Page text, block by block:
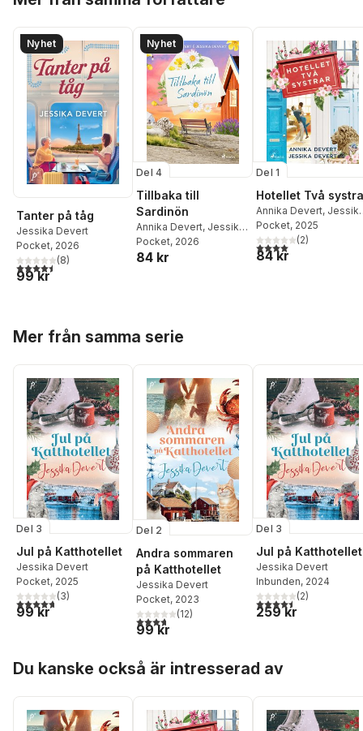
Nyhet
Tanter på tåg
Jessika Devert
Pocket, 2026
4,5utav 5 stjärnor. Totalt antal röster:
(8)
99 kr
Nyhet
Del 4
Tillbaka till
Sardinön
Annika Devert, Jessika
Devert
Pocket, 2026
84 kr
Del 1
Hotellet Två
Annika Devert,
Devert
Pocket, 2025
4,0utav 5 stjärnor.
(2)
84 kr
Mer från samma serie
Del 3
Jul på Katthotellet
Jessika Devert
Pocket, 2025
4,7utav 5 stjärnor. Totalt antal röster:
(3)
99 kr
Del 2
Andra sommaren
på Katthotellet
Jessika Devert
Pocket, 2023
3,7utav 5 stjärnor. Totalt antal röster:
(12)
99 kr
Del 3
Jul på Katthotellet
Jessika Devert
Inbunden, 2024
4,5utav 5 stjärnor.
(2)
259 kr
Du kanske också är intresserad av